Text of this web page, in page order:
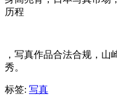
历程
，写真作品合法合规，山
秀。
标签: 写真